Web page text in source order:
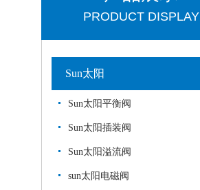
PRODUCT DISPLAY
Sun太阳
Sun太阳平衡阀
Sun太阳插装阀
Sun太阳溢流阀
sun太阳电磁阀